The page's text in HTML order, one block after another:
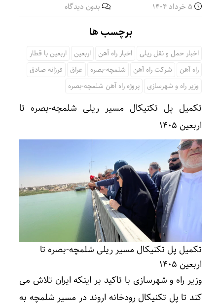
بدون دیدگاه
برچسب ها
اخبار حمل و نقل ریلی اخبار راه آهن اربعین
اربعین با قطار
راه آهن
شرکت راه آهن شلمچه-بصره عراق
فرزانه صادق
وزیر راه و شهرسازی
پروژه راه آهن شلمچه-بصره
تکمیل پل تکنیکال مسیر ریلی شلمچه-بصره تا
اربعین ۱۴۰۵
تکمیل پل تکنیکال مسیر ریلی شلمچه-بصره تا
اربعین ۱۴۰۵
وزیر راه و شهرسازی با تاکید بر اینکه ایران تلاش می
کند تا پل تکنیکال رودخانه اروند در مسیر شلمچه به